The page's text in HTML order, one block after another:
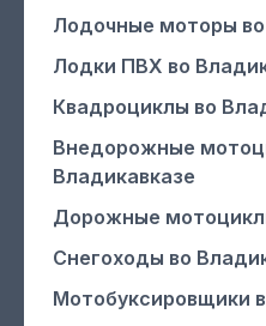
Лодочные моторы
Лодки ПВХ во
Квадроциклы во
Внедорожные
Владикавказе
Дорожные
Снегоходы во
Мотобуксировщики